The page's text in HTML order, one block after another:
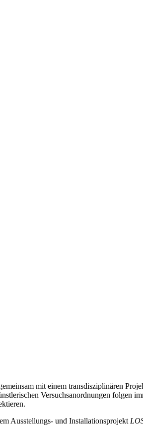
mit einem transdisziplinären
Versuchsanordnungen folgen
Ausstellungs- und Installationsprojekt